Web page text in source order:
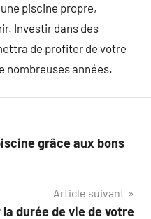
piscine propre,
Investir dans des
de profiter de votre
nombreuses années.
grâce aux bons
Article suivant
durée de vie de votre